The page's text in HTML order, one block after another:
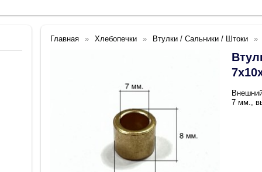
Главная Хлебопечки Втулки / Сальники / Штоки
7 мм.,